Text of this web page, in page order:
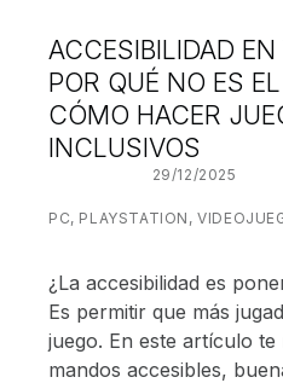
ACCESIBILIDAD
POR QUÉ NO ES
CÓMO HACER
INCLUSIVOS
29/12/2025
PC, PLAYSTATION ,
¿La accesibilidad es
Es permitir que más
juego. En este artículo
mandos accesibles,